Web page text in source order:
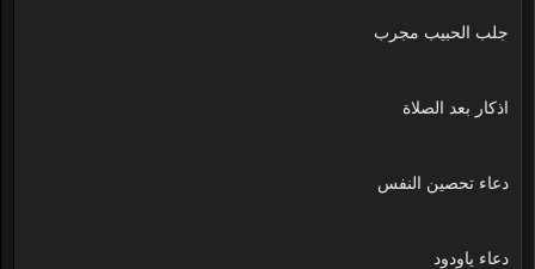
جلب الحبيب مجرب
اذكار بعد الصلاة
دعاء تحصين النفس
دعاء ياودود